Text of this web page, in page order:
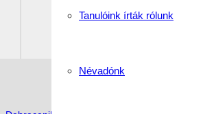
Tanulóink írták rólunk
Névadónk